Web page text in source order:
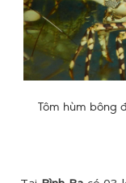
Tôm hùm bông